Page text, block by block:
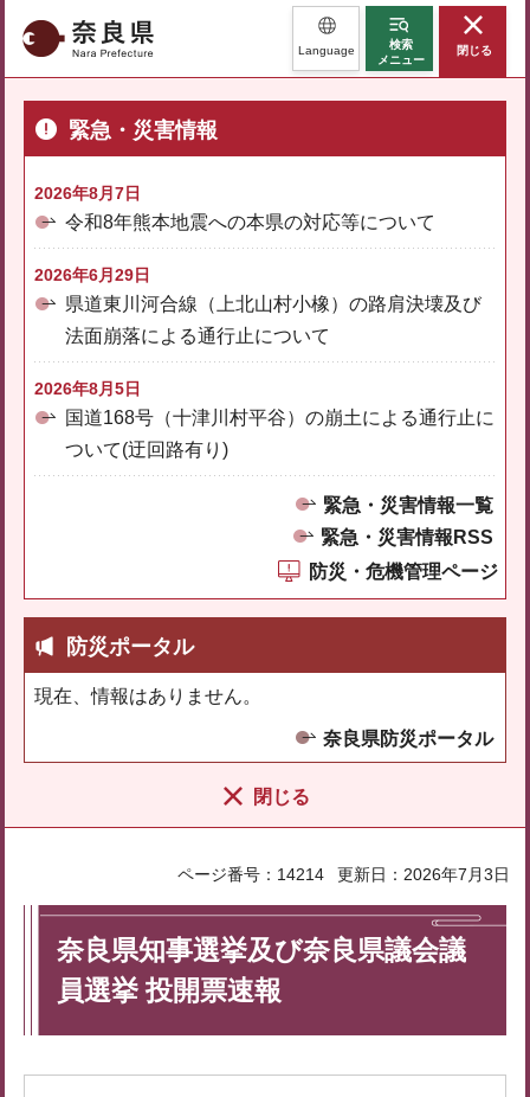
奈良県 Language
検索
メニュー
閉じる
緊急・災害情報
2026年8月7日
令和8年熊本地震への本県の対応等について
2026年6月29日
県道東川河合線（上北山村小橡）の路肩決壊及び
法面崩落による通行止について
2026年8月5日
国道168号（十津川村平谷）の崩土による通行止に
ついて(迂回路有り)
緊急・災害情報一覧
緊急・災害情報RSS
防災・危機管理ページ
防災ポータル
現在、情報はありません。
奈良県防災ポータル
閉じる
ページ番号：14214 更新日：2026年7月3日
奈良県知事選挙及び奈良県議会議
員選挙 投開票速報